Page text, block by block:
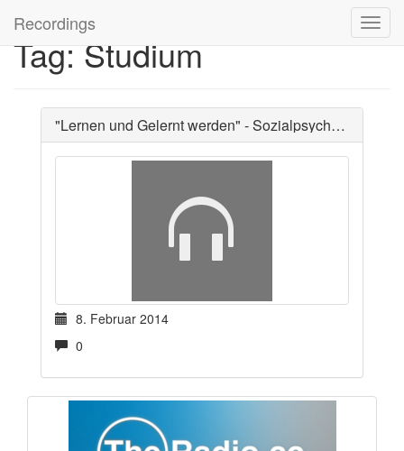
Recordings
Tag: Studium
"Lernen und Gelernt werden" - Sozialpsychologie 2
8. Februar 2014
0